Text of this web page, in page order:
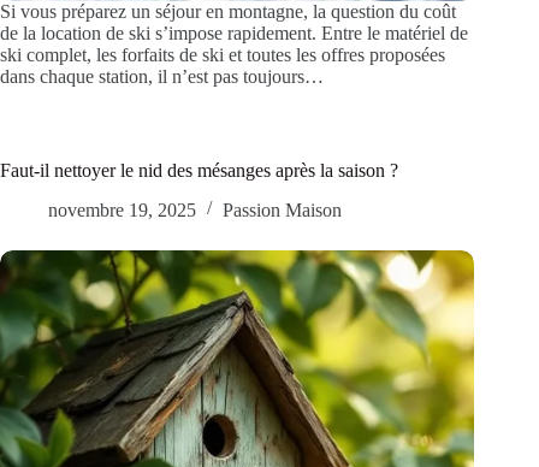
Si vous préparez un séjour en montagne, la question du coût
de la location de ski s’impose rapidement. Entre le matériel de
ski complet, les forfaits de ski et toutes les offres proposées
dans chaque station, il n’est pas toujours…
Faut-il nettoyer le nid des mésanges après la saison ?
novembre 19, 2025
Passion Maison